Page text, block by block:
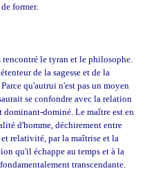
former.
le tyran et le philosophe.
de la sagesse et de la
qu'autrui n'est pas un moyen
se confondre avec la relation
dominant-dominé. Le maître est en
d'homme, déchirement entre
relativité, par la maîtrise et la
qu'il échappe au temps et à la
transcendante.